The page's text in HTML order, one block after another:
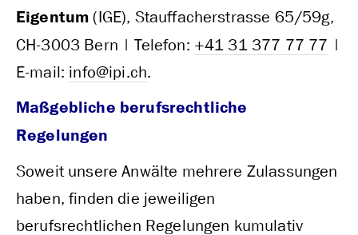
Eigentum (IGE), Stauffacherstrasse 65/59g,
CH-3003 Bern | Telefon: +41 31 377 77 77 |
E-mail: info@ipi.ch.
Maßgebliche berufsrechtliche
Regelungen
Soweit unsere Anwälte mehrere Zulassungen
haben, finden die jeweiligen
berufsrechtlichen Regelungen kumulativ